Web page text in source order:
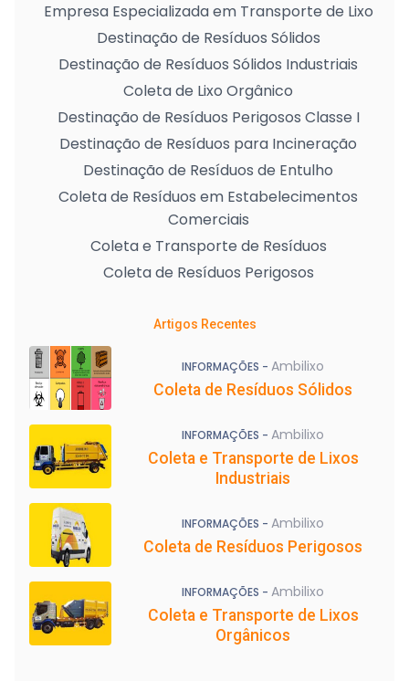
Empresa Especializada em Transporte de Lixo
Destinação de Resíduos Sólidos
Destinação de Resíduos Sólidos Industriais
Coleta de Lixo Orgânico
Destinação de Resíduos Perigosos Classe I
Destinação de Resíduos para Incineração
Destinação de Resíduos de Entulho
Coleta de Resíduos em Estabelecimentos
Comerciais
Coleta e Transporte de Resíduos
Coleta de Resíduos Perigosos
Artigos Recentes
INFORMAÇÕES - Ambilixo
Coleta de Resíduos Sólidos
INFORMAÇÕES - Ambilixo
Coleta e Transporte de Lixos
Industriais
INFORMAÇÕES - Ambilixo
Coleta de Resíduos Perigosos
INFORMAÇÕES - Ambilixo
Coleta e Transporte de Lixos
Orgânicos